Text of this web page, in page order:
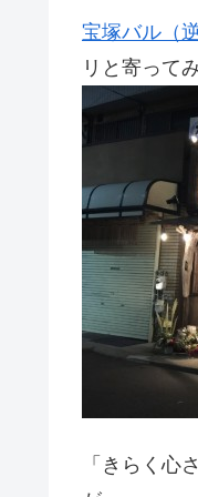
宝塚バル（
リと寄って
「きらく心